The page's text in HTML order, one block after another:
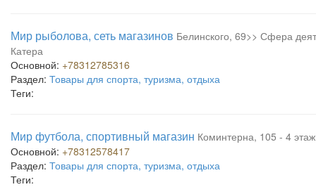
Мир рыболова, сеть магазинов Белинского, 69>> Сфера
Катера
Основной: +78312785316
Раздел: Товары для спорта, туризма, отдыха
Теги:
Мир футбола, спортивный магазин Коминтерна, 105 - 4
Основной: +78312578417
Раздел: Товары для спорта, туризма, отдыха
Теги: